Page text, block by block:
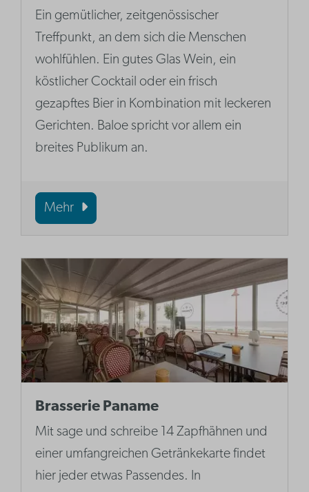
Ein gemütlicher, zeitgenössischer
Treffpunkt, an dem sich die Menschen
wohlfühlen. Ein gutes Glas Wein, ein
köstlicher Cocktail oder ein frisch
gezapftes Bier in Kombination mit leckeren
Gerichten. Baloe spricht vor allem ein
breites Publikum an.
Mehr
Brasserie Paname
Mit sage und schreibe 14 Zapfhähnen und
einer umfangreichen Getränkekarte findet
hier jeder etwas Passendes. In